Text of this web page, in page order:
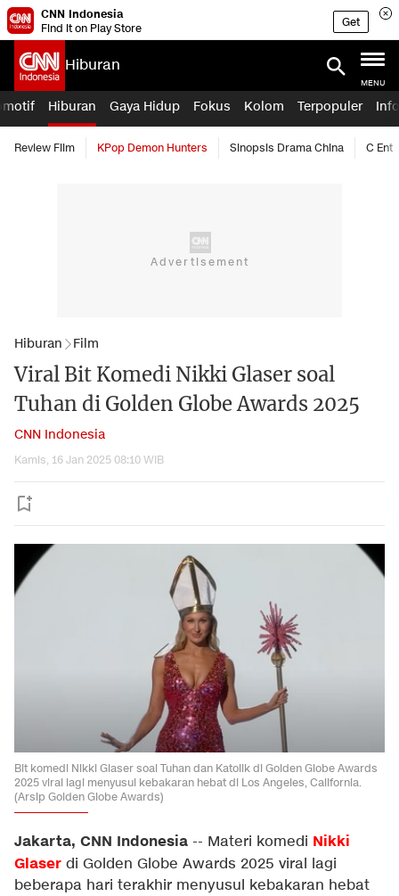
CNN Indonesia
Find it on Play Store
Get
Hiburan
MENU
Hiburan Gaya Hidup Fokus Kolom Terpopuler
Review Film KPop Demon Hunters Sinopsis Drama China C Ent
Hiburan Film
Viral Bit Komedi Nikki Glaser soal
Tuhan di Golden Globe Awards 2025
CNN Indonesia
Kamis, 16 Jan 2025 08:10 WIB
Bit komedi Nikki Glaser soal Tuhan dan Katolik di Golden Globe Awards
2025 viral lagi menyusul kebakaran hebat di Los Angeles, California.
(Arsip Golden Globe Awards)
Jakarta, CNN Indonesia -- Materi komedi Nikki
Glaser di Golden Globe Awards 2025 viral lagi
beberapa hari terakhir menyusul kebakaran hebat